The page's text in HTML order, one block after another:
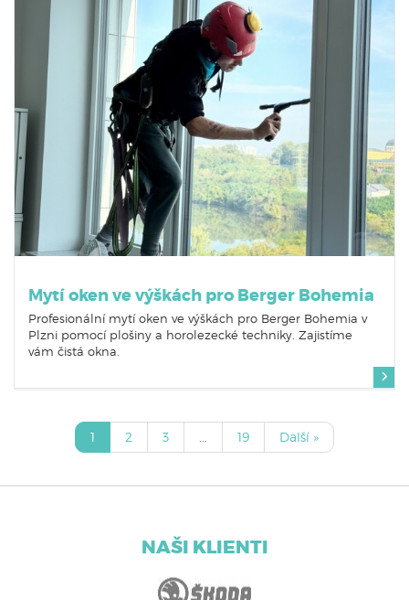
Mytí oken ve výškách pro Berger Bohemia
Profesionální mytí oken ve výškách pro Berger Bohemia v
Plzni pomocí plošiny a horolezecké techniky. Zajistíme
vám čistá okna.
1 2 3 19 Další »
NAŠI KLIENTI